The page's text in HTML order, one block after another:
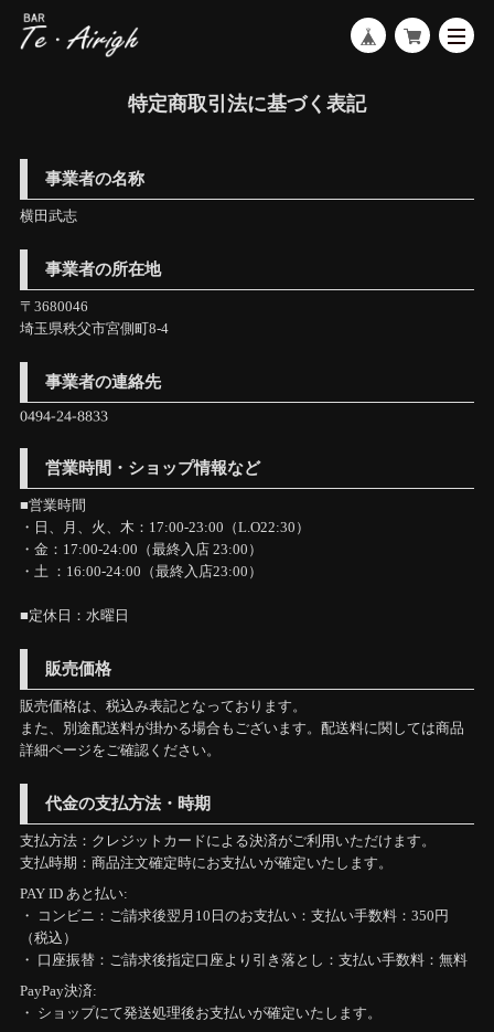
特定商取引法に基づく表記
事業者の名称
横田武志
事業者の所在地
〒3680046
埼玉県秩父市宮側町8-4
事業者の連絡先
営業時間・ショップ情報など
■営業時間
・日、月、火、木：17:00-23:00（L.O22:30）
・金：17:00-24:00（最終入店 23:00）
・土 ：16:00-24:00（最終入店23:00）
■定休日：水曜日
販売価格
販売価格は、税込み表記となっております。
また、別途配送料が掛かる場合もございます。配送料に関しては商品
詳細ページをご確認ください。
代金の支払方法・時期
支払方法：クレジットカードによる決済がご利用いただけます。
支払時期：商品注文確定時にお支払いが確定いたします。
PAY ID あと払い:
・ コンビニ：ご請求後翌月10日のお支払い：支払い手数料：350円
（税込）
・ 口座振替：ご請求後指定口座より引き落とし：支払い手数料：無料
PayPay決済:
・ ショップにて発送処理後お支払いが確定いたします。